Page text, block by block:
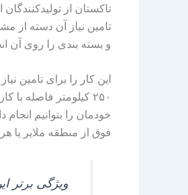
تاکستان از
تامین نیاز آن دسته از
و بسته‌ بندی را روی آن
۲۵۰ کیلومتر فاصله
خودمان را بتوانیم
فوق از منطقه ملایر یا
ویژگی برتر